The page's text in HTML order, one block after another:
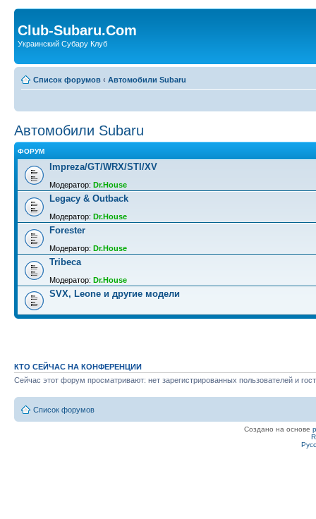
Club-Subaru.Com
Украинский Субару Клуб
Список форумов ‹ Автомобили Subaru
Автомобили Subaru
ФОРУМ
Impreza/GT/WRX/STI/XV
Модератор: Dr.House
Legacy & Outback
Модератор: Dr.House
Forester
Модератор: Dr.House
Tribeca
Модератор: Dr.House
SVX, Leone и другие модели
КТО СЕЙЧАС НА КОНФЕРЕНЦИИ
Сейчас этот форум просматривают: нет зарегистрированных пользователей и
Список форумов
Создано на основе